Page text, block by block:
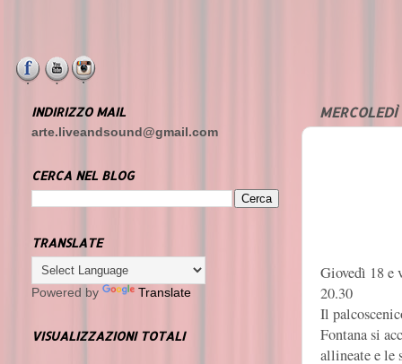
MERCOLEDÌ
Giovedì 18 e
20.30
Il
Fontana si
allineate e le
INDIRIZZO MAIL
arte.liveandsound@gmail.com
CERCA NEL BLOG
TRANSLATE
Powered by Translate
VISUALIZZAZIONI TOTALI